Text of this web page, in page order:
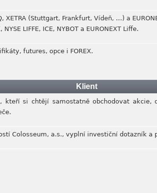
XETRA (Stuttgart, Frankfurt, Vídeň, …) a
LIFFE, ICE, NYBOT a EURONEXT Liffe.
futures, opce i FOREX.
Klient
kteří si chtějí samostatně obchodovat
Colosseum, a.s., vyplní investiční dotazník a